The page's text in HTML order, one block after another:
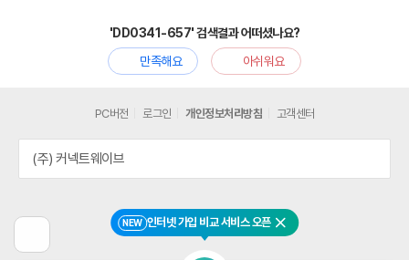
'DD0341-657' 검색결과 어떠셨나요?
만족해요
아쉬워요
전
NEW 인터넷 가입 비교 서비스 오픈 닫기
PC버전 로그인 개인정보처리방침 고객센터
(주) 커넥트웨이브